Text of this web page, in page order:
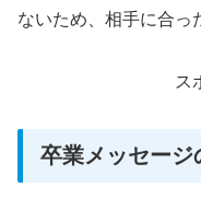
ないため、相手に合っ
ス
卒業メッセージ